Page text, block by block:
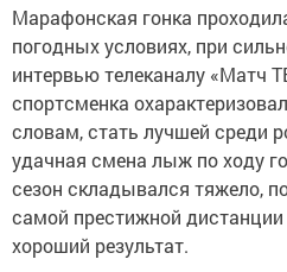
Марафонская гонка
погодных условиях, при
интервью телеканалу «Матч
спортсменка
словам, стать лучшей среди
удачная смена лыж по ходу
сезон складывался тяжело,
самой престижной
хороший результат.